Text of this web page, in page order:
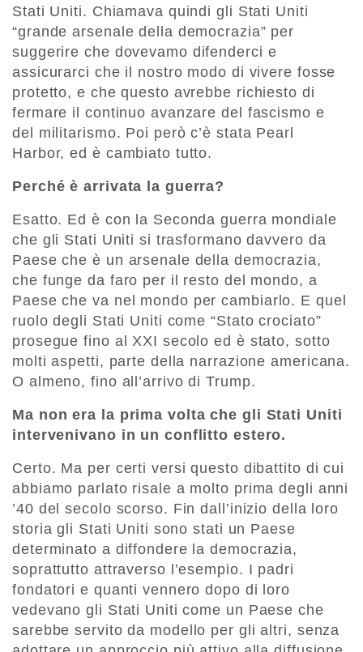
Stati Uniti. Chiamava quindi gli Stati Uniti
“grande arsenale della democrazia” per
suggerire che dovevamo difenderci e
assicurarci che il nostro modo di vivere fosse
protetto, e che questo avrebbe richiesto di
fermare il continuo avanzare del fascismo e
del militarismo. Poi però c’è stata Pearl
Harbor, ed è cambiato tutto.
Perché è arrivata la guerra?
Esatto. Ed è con la Seconda guerra mondiale
che gli Stati Uniti si trasformano davvero da
Paese che è un arsenale della democrazia,
che funge da faro per il resto del mondo, a
Paese che va nel mondo per cambiarlo. E quel
ruolo degli Stati Uniti come “Stato crociato”
prosegue fino al XXI secolo ed è stato, sotto
molti aspetti, parte della narrazione americana.
O almeno, fino all’arrivo di Trump.
Ma non era la prima volta che gli Stati Uniti
intervenivano in un conflitto estero.
Certo. Ma per certi versi questo dibattito di cui
abbiamo parlato risale a molto prima degli anni
’40 del secolo scorso. Fin dall’inizio della loro
storia gli Stati Uniti sono stati un Paese
determinato a diffondere la democrazia,
soprattutto attraverso l’esempio. I padri
fondatori e quanti vennero dopo di loro
vedevano gli Stati Uniti come un Paese che
sarebbe servito da modello per gli altri, senza